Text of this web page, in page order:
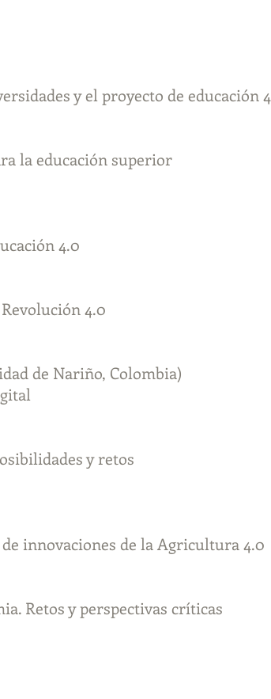
y el proyecto de educación
la educación superior
4.0
4.0
de Nariño, Colombia)
y retos
innovaciones de la Agricultura 4.0
Retos y perspectivas críticas